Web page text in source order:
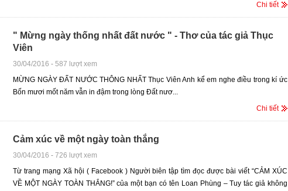
Chi tiết
" Mừng ngày thống nhất đất nước " - Thơ của tác giả Thục
Viên
30/04/2016 - 587 lượt xem
MỪNG NGÀY ĐẤT NƯỚC THÔNG NHẤT Thục Viên Anh kể em nghe điều trong kí ức
Bốn mươi mốt năm vẫn in đậm trong lòng Đất nươ...
Chi tiết
Cảm xúc về một ngày toàn thắng
30/04/2016 - 726 lượt xem
Từ trang mạng Xã hội ( Facebook ) Người biên tập tìm đọc được bài viết “CẢM XÚC
VỀ MỘT NGÀY TOÀN THẮNG!” của một bạn có tên Loan Phùng – Tuy tác giả không